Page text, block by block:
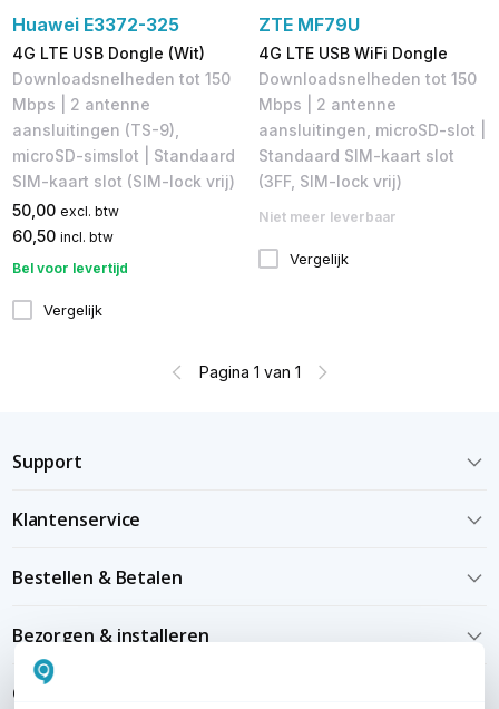
Huawei E3372-325
4G LTE USB Dongle (Wit)
Downloadsnelheden tot 150
Mbps | 2 antenne
aansluitingen (TS-9),
microSD-simslot | Standaard
SIM-kaart slot (SIM-lock vrij)
50,00 excl. btw
60,50 incl. btw
Bel voor levertijd
Vergelijk
ZTE MF79U
4G LTE USB WiFi Dongle
Downloadsnelheden tot 150
Mbps | 2 antenne
aansluitingen, microSD-slot |
Standaard SIM-kaart slot
(3FF, SIM-lock vrij)
Niet meer leverbaar
Vergelijk
Pagina 1 van 1
Support
Klantenservice
Bestellen & Betalen
Bezorgen & installeren
Over KommaGo